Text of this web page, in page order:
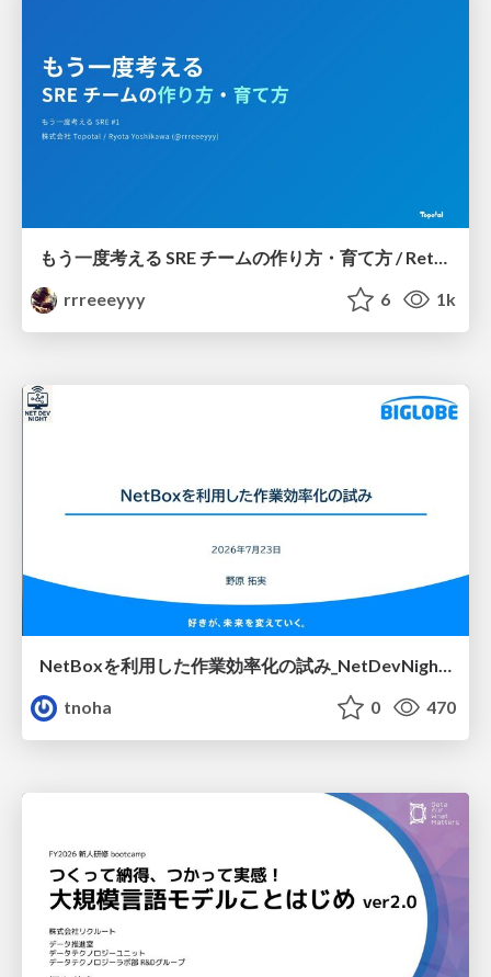
rrreeeyyy
6 1k
NetBoxを利用した作業効率化の試み_NetDevNight4
tnoha
0 470